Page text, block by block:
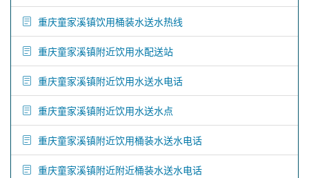
重庆童家溪镇饮用桶装水送水热线
重庆童家溪镇附近饮用水配送站
重庆童家溪镇附近饮用水送水电话
重庆童家溪镇附近饮用水送水点
重庆童家溪镇附近饮用桶装水送水电话
重庆童家溪镇附近附近桶装水送水电话